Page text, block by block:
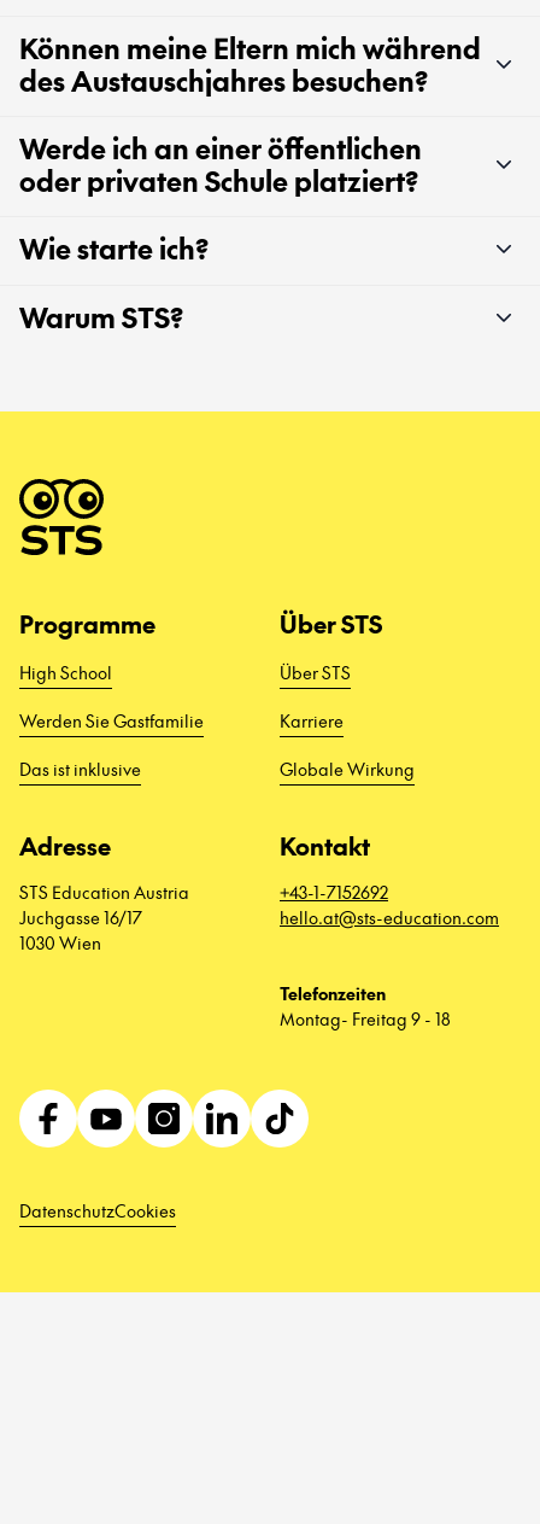
Können meine Eltern mich während
des Austauschjahres besuchen?
Werde ich an einer öffentlichen
oder privaten Schule platziert?
Wie starte ich?
Warum STS?
Programme
High School
Werden Sie Gastfamilie
Das ist inklusive
Über STS
Über STS
Karriere
Globale Wirkung
Adresse
STS Education Austria
Juchgasse 16/17
1030 Wien
Kontakt
+43-1-7152692
hello.at@sts-education.com
Telefonzeiten
Montag- Freitag 9 - 18
DatenschutzCookies